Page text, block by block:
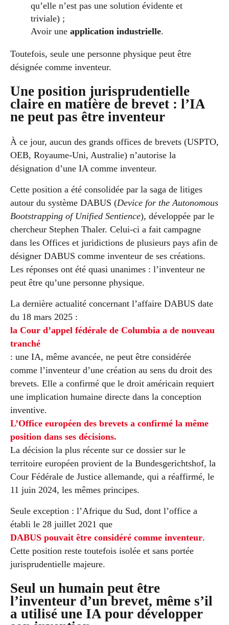
qu’elle n’est pas une solution évidente et
triviale) ;
Avoir une application industrielle.
Toutefois, seule une personne physique peut être
désignée comme inventeur.
Une position jurisprudentielle
claire en matière de brevet : l’IA
ne peut pas être inventeur
À ce jour, aucun des grands offices de brevets (USPTO,
OEB, Royaume-Uni, Australie) n’autorise la
désignation d’une IA comme inventeur.
Cette position a été consolidée par la saga de litiges
autour du système DABUS (Device for the Autonomous
Bootstrapping of Unified Sentience), développée par le
chercheur Stephen Thaler. Celui-ci a fait campagne
dans les Offices et juridictions de plusieurs pays afin de
désigner DABUS comme inventeur de ses créations.
Les réponses ont été quasi unanimes : l’inventeur ne
peut être qu’une personne physique.
La dernière actualité concernant l’affaire DABUS date
du 18 mars 2025 :
la Cour d’appel fédérale de Columbia a de nouveau
tranché
: une IA, même avancée, ne peut être considérée
comme l’inventeur d’une création au sens du droit des
brevets. Elle a confirmé que le droit américain requiert
une implication humaine directe dans la conception
inventive.
L’Office européen des brevets a confirmé la même
position dans ses décisions.
La décision la plus récente sur ce dossier sur le
territoire européen provient de la Bundesgerichtshof, la
Cour Fédérale de Justice allemande, qui a réaffirmé, le
11 juin 2024, les mêmes principes.
Seule exception : l’Afrique du Sud, dont l’office a
établi le 28 juillet 2021 que
DABUS pouvait être considéré comme inventeur.
Cette position reste toutefois isolée et sans portée
jurisprudentielle majeure.
Seul un humain peut être
l’inventeur d’un brevet, même s’il
a utilisé une IA pour développer